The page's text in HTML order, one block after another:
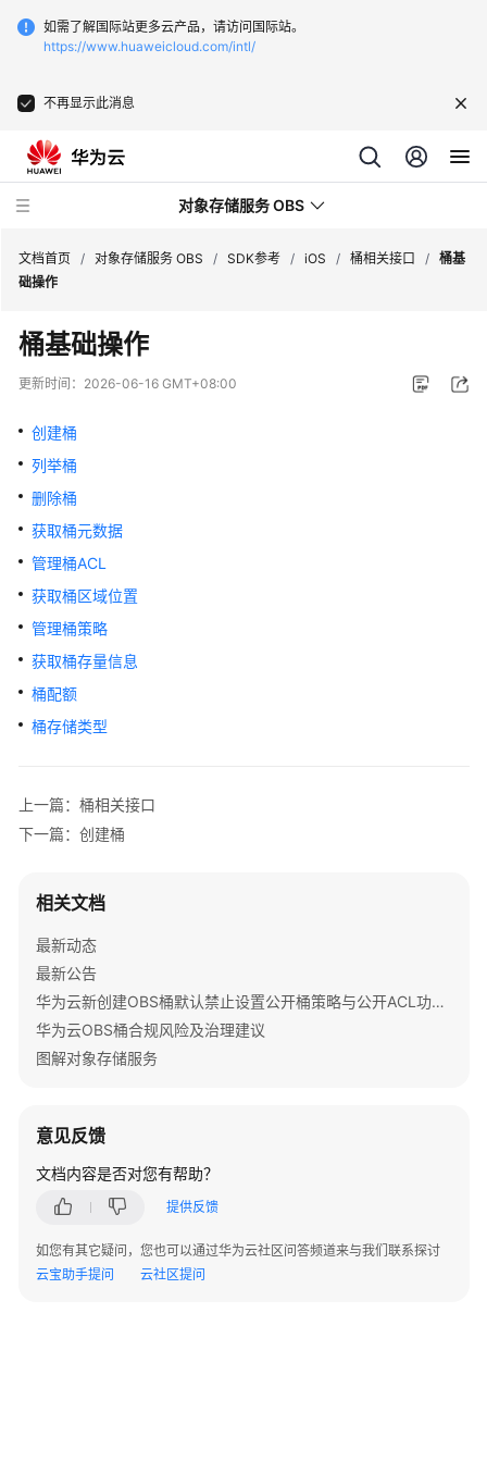
如需了解国际站更多云产品，请访问国际站。
https://www.huaweicloud.com/intl/
不再显示此消息
对象存储服务 OBS
最
新
动
务
公
告
产
品
介
绍
计
费
说
快
速
用
指
南
权
置
南
具
指
文档首页 / 对象存储服务 OBS / SDK参考 / iOS / 桶相关接口 / 桶基
础操作
桶基础操作
更新时间： 2026-06-16 GMT+08:00
创建桶
列举桶
删除桶
获取桶元数据
管理桶ACL
获取桶区域位置
管理桶策略
获取桶存量信息
桶配额
桶存储类型
上一篇：桶相关接口
下一篇：创建桶
相关文档
最新动态
最新公告
华为云新创建OBS桶默认禁止设置公开桶策略与公开ACL功能通知
华为云OBS桶合规风险及治理建议
图解对象存储服务
意见反馈
文档内容是否对您有帮助？
提供反馈
如您有其它疑问，您也可以通过华为云社区问答频道来与我们联系探讨
云宝助手提问
云社区提问